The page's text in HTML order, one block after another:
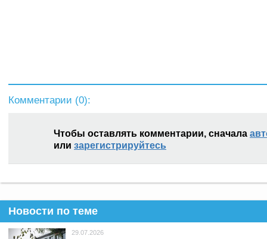
Комментарии (0):
Чтобы оставлять комментарии, сначала
или зарегистрируйтесь
Новости по теме
29.07.2026